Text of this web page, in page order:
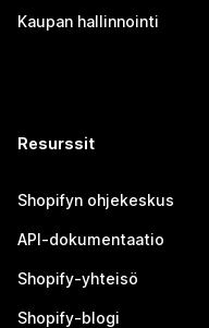
Kaupan hallinnointi
Resurssit
Shopifyn ohjekeskus
API-dokumentaatio
Shopify-yhteisö
Shopify-blogi